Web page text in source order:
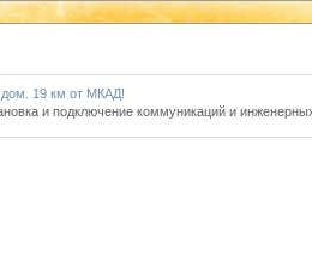
дом. 19 км от МКАД!
и подключение коммуникаций и